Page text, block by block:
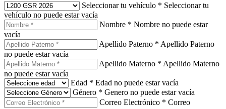
Seleccionar tu vehículo * Seleccionar tu
vehículo no puede estar vacía
Nombre * Nombre no puede estar
vacía
Apellido Paterno * Apellido Paterno
no puede estar vacía
Apellido Materno * Apellido Materno
no puede estar vacía
Edad * Edad no puede estar vacía
Género * Genero no puede estar vacía
Correo Electrónico * Correo